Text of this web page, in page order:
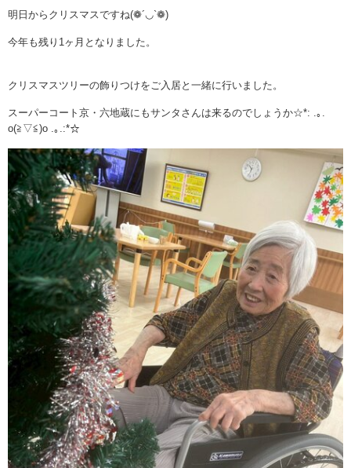
明日からクリスマスですね(❁´◡`❁)
今年も残り1ヶ月となりました。
クリスマスツリーの飾りつけをご入居と一緒に行いました。
スーパーコート京・六地蔵にもサンタさんは来るのでしょうか☆*: .｡.
o(≧▽≦)o .｡.:*☆